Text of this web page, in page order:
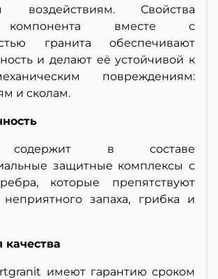
воздействиям. Свойства
компонента вместе с
гранита обеспечивают
и делают её устойчивой к
повреждениям:
и сколам.
содержит в составе
защитные комплексы с
которые препятствуют
запаха, грибка и
качества
имеют гарантию сроком